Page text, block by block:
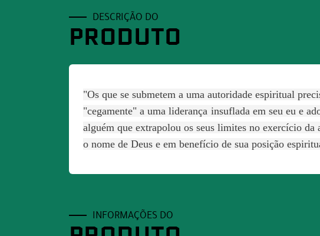
DESCRIÇÃO DO
PRODUTO
"Os que se submetem a uma autoridade espiritual
"cegamente" a uma liderança insuflada em seu eu e
alguém que extrapolou os seus limites no exercício
o nome de Deus e em benefício de sua posição
INFORMAÇÕES DO